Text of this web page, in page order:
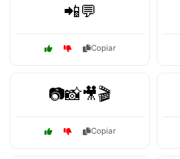
📲💬
Copiar
📷📸🎥🎬
Copiar